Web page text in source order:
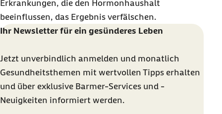
Erkrankungen, die den Hormonhaushalt
beeinflussen, das Ergebnis verfälschen.
Ihr Newsletter für ein gesünderes Leben
Jetzt unverbindlich anmelden und monatlich
Gesundheitsthemen mit wertvollen Tipps erhalten
und über exklusive Barmer-Services und -
Neuigkeiten informiert werden.